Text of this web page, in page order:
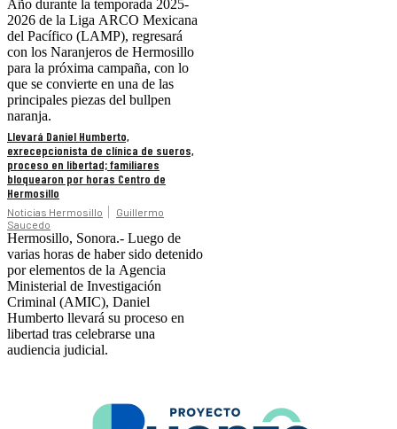
Año durante la temporada 2025-
2026 de la Liga ARCO Mexicana
del Pacífico (LAMP), regresará
con los Naranjeros de Hermosillo
para la próxima campaña, con lo
que se convierte en una de las
principales piezas del bullpen
naranja.
Llevará Daniel Humberto,
exrecepcionista de clínica de sueros,
proceso en libertad; familiares
bloquearon por horas Centro de
Hermosillo
Noticias Hermosillo
Guillermo
Saucedo
Hermosillo, Sonora.- Luego de
varias horas de haber sido detenido
por elementos de la Agencia
Ministerial de Investigación
Criminal (AMIC), Daniel
Humberto llevará su proceso en
libertad tras celebrarse una
audiencia judicial.